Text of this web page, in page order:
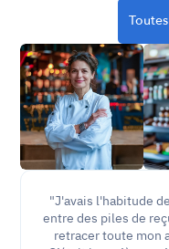
"J'avais l'habitude
entre des piles de
retracer toute mon